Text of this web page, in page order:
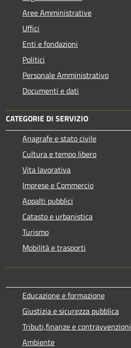
Aree Amministrative
Uffici
Enti e fondazioni
Politici
Personale Amministrativo
Documenti e dati
CATEGORIE DI SERVIZIO
Anagrafe e stato civile
Cultura e tempo libero
Vita lavorativa
Imprese e Commercio
Appalti pubblici
Catasto e urbanistica
Turismo
Mobilità e trasporti
Educazione e formazione
Giustizia e sicurezza pubblica
Tributi,finanze e contravvenzioni
Ambiente